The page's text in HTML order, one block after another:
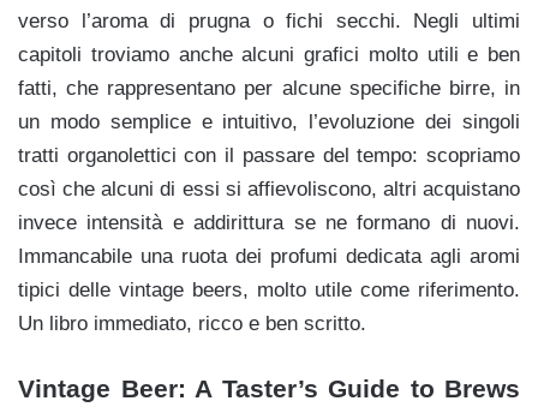
verso l’aroma di prugna o fichi secchi. Negli ultimi
capitoli troviamo anche alcuni grafici molto utili e ben
fatti, che rappresentano per alcune specifiche birre, in
un modo semplice e intuitivo, l’evoluzione dei singoli
tratti organolettici con il passare del tempo: scopriamo
così che alcuni di essi si affievoliscono, altri acquistano
invece intensità e addirittura se ne formano di nuovi.
Immancabile una ruota dei profumi dedicata agli aromi
tipici delle vintage beers, molto utile come riferimento.
Un libro immediato, ricco e ben scritto.
Vintage Beer: A Taster’s Guide to Brews